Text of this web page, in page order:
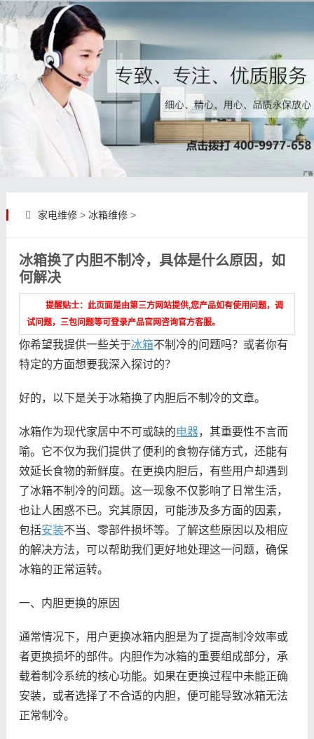
家电维修> 冰箱维修>
冰箱换了内胆不制冷，具体是什么原因，如
何解决
提醒贴士：此页面是由第三方网站提供,您产品如有使用问题，调
试问题，三包问题等可登录产品官网咨询官方客服。
你希望我提供一些关于冰箱不制冷的问题吗？或者你有
特定的方面想要我深入探讨的？
好的，以下是关于冰箱换了内胆后不制冷的文章。
冰箱作为现代家居中不可或缺的电器，其重要性不言而
喻。它不仅为我们提供了便利的食物存储方式，还能有
效延长食物的新鲜度。在更换内胆后，有些用户却遇到
了冰箱不制冷的问题。这一现象不仅影响了日常生活，
也让人困惑不已。究其原因，可能涉及多方面的因素，
包括安装不当、零部件损坏等。了解这些原因以及相应
的解决方法，可以帮助我们更好地处理这一问题，确保
冰箱的正常运转。
一、内胆更换的原因
通常情况下，用户更换冰箱内胆是为了提高制冷效率或
者更换损坏的部件。内胆作为冰箱的重要组成部分，承
载着制冷系统的核心功能。如果在更换过程中未能正确
安装，或者选择了不合适的内胆，便可能导致冰箱无法
正常制冷。